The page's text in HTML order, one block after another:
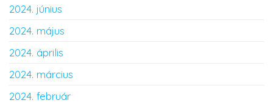
2024. június
2024. május
2024. április
2024. március
2024. február